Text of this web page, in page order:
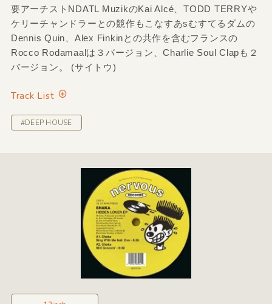
要アーチストNDATL MuzikのKai Alcé、TODD TERRYや
ケリーチャンドラーとの競作もこなすあsむすてるダムの
Dennis Quin、Alex Finkinとの共作を含むフランスの
Rocco Rodamaalは３バージョン、Charlie Soul Clapも２
バージョン。 (サイトウ)
Track List
#DEEP HOUSE